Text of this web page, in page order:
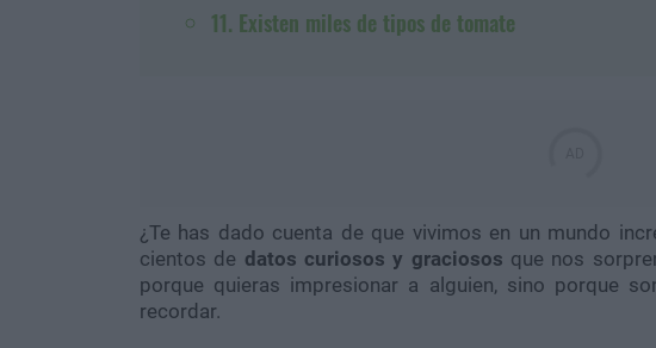
11. Existen miles de tipos de tomate
¿Te has dado cuenta de que vivimos en un mundo
cientos de datos curiosos y graciosos que nos
porque quieras impresionar a alguien, sino porque
recordar.